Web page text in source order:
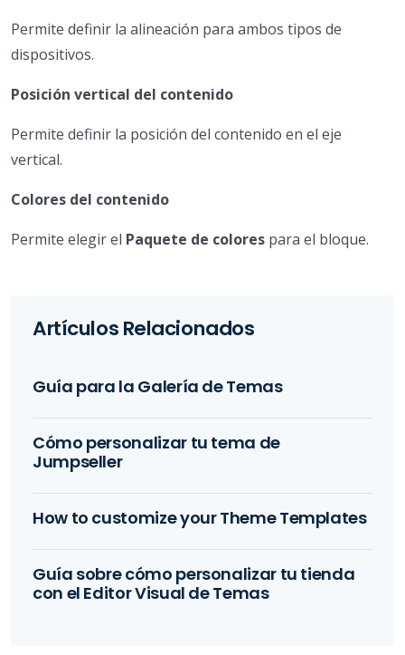
Permite definir la alineación para ambos tipos de
dispositivos.
Posición vertical del contenido
Permite definir la posición del contenido en el eje
vertical.
Colores del contenido
Permite elegir el Paquete de colores para el bloque.
Artículos Relacionados
Guía para la Galería de Temas
Cómo personalizar tu tema de
Jumpseller
How to customize your Theme Templates
Guía sobre cómo personalizar tu tienda
con el Editor Visual de Temas